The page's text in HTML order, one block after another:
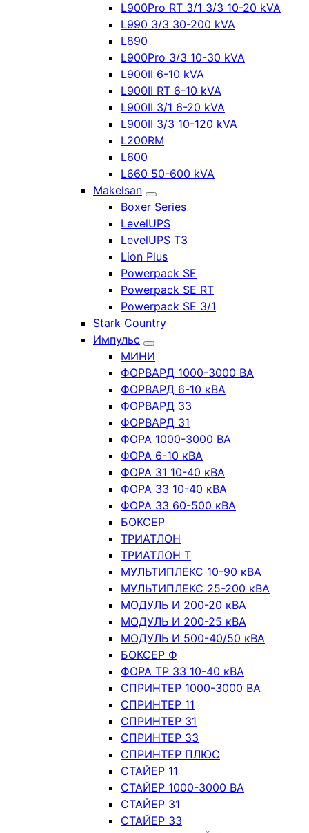
L900Pro RT 3/1 3/3 10-20 kVA
L990 3/3 30-200 kVA
L890
L900Pro 3/3 10-30 kVA
L900II 6-10 kVA
L900II RT 6-10 kVA
L900II 3/1 6-20 kVA
L900II 3/3 10-120 kVA
L200RM
L600
L660 50-600 kVA
Makelsan
Boxer Series
LevelUPS
LevelUPS T3
Lion Plus
Powerpack SE
Powerpack SE RT
Powerpack SE 3/1
Stark Country
Импульс
МИНИ
ФОРВАРД 1000-3000 ВА
ФОРВАРД 6-10 кВА
ФОРВАРД 33
ФОРВАРД 31
ФОРА 1000-3000 ВА
ФОРА 6-10 кВА
ФОРА 31 10-40 кВА
ФОРА 33 10-40 кВА
ФОРА 33 60-500 кВА
БОКСЕР
ТРИАТЛОН
ТРИАТЛОН Т
МУЛЬТИПЛЕКС 10-90 кВА
МУЛЬТИПЛЕКС 25-200 кВА
МОДУЛЬ И 200-20 кВА
МОДУЛЬ И 200-25 кВА
МОДУЛЬ И 500-40/50 кВА
БОКСЕР Ф
ФОРА ТР 33 10-40 кВА
СПРИНТЕР 1000-3000 ВА
СПРИНТЕР 11
СПРИНТЕР 31
СПРИНТЕР 33
СПРИНТЕР ПЛЮС
СТАЙЕР 11
СТАЙЕР 1000-3000 ВА
СТАЙЕР 31
СТАЙЕР 33